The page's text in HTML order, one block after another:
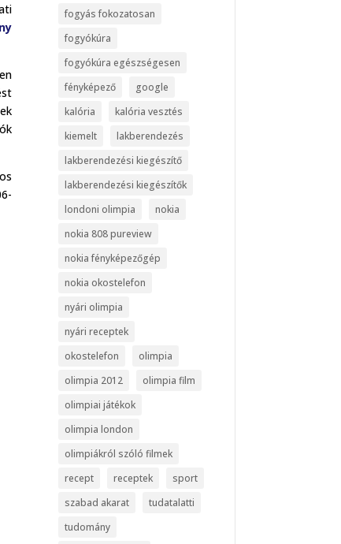
fogyás fokozatosan
fogyókúra
fogyókúra egészségesen
fényképező
google
kalória
kalória vesztés
kiemelt
lakberendezés
lakberendezési kiegészítő
lakberendezési kiegészítők
londoni olimpia
nokia
nokia 808 pureview
nokia fényképezőgép
nokia okostelefon
nyári olimpia
nyári receptek
okostelefon
olimpia
olimpia 2012
olimpia film
olimpiai játékok
olimpia london
olimpiákról szóló filmek
recept
receptek
sport
szabad akarat
tudatalatti
tudomány